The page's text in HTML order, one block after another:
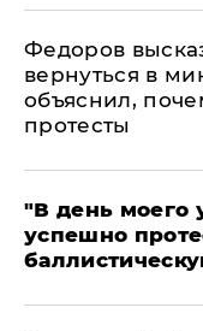
Федоров
вернуться в
объяснил,
протесты
​"В день моего
успешно